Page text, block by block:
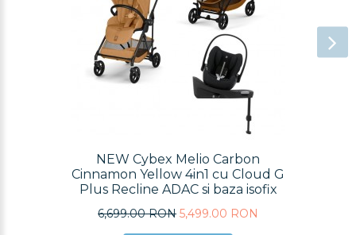
NEW Cybex Melio Carbon
Cinnamon Yellow 4in1 cu Cloud G
Plus Recline ADAC si baza isofix
6,699.00 RON 5,499.00 RON